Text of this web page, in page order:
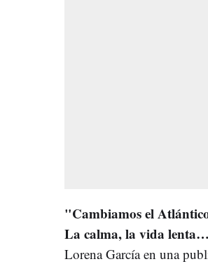
"Cambiamos el
La calma, la vida
Lorena García en una